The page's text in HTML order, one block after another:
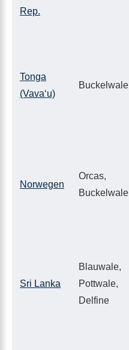
Rep.
Tonga
(Vavaʻu)
Buckelwale
Norwegen
Orcas,
Buckelwale
Sri Lanka
Blauwale,
Pottwale,
Delfine